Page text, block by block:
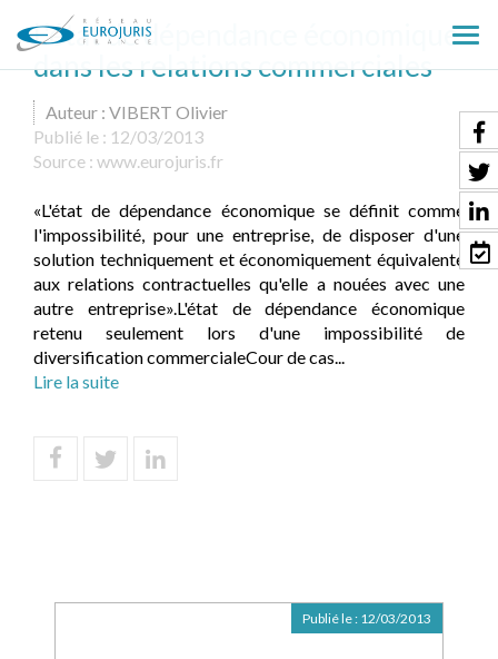
le
L'état de dépendance économique
dans les relations commerciales
Auteur : VIBERT Olivier
Publié le : 12/03/2013
Source : www.eurojuris.fr
«L'état de dépendance économique se définit comme
l'impossibilité, pour une entreprise, de disposer d'une
solution techniquement et économiquement équivalente
aux relations contractuelles qu'elle a nouées avec une
autre entreprise».L'état de dépendance économique
retenu seulement lors d'une impossibilité de
diversification commercialeCour de cas...
Lire la suite
Publié le : 12/03/2013